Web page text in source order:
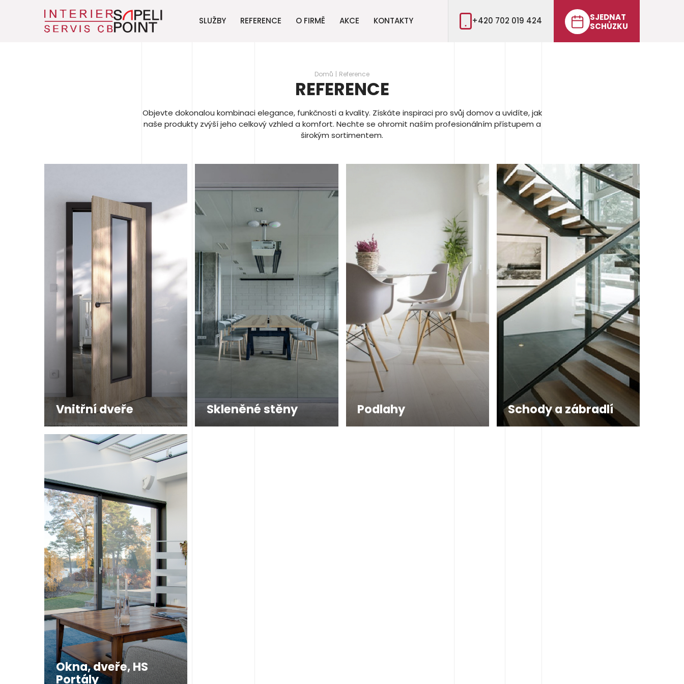
SLUŽBY REFERENCE O FIRMĚ AKCE KONTAKTY +420 702 019 424
SJEDNAT
SCHŮZKU
Domů Reference
REFERENCE
Objevte dokonalou kombinaci elegance, funkčnosti a kvality. Získáte inspiraci pro svůj domov a uvidíte, jak
naše produkty zvýší jeho celkový vzhled a komfort. Nechte se ohromit naším profesionálním přístupem a
širokým sortimentem.
Vnitřní dveře Skleněné stěny Podlahy Schody a zábradlí
Okna, dveře, HS
Portály